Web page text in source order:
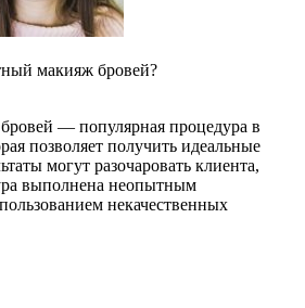
макияж бровей?
— популярная процедура в
позволяет получить идеальные
могут разочаровать клиента,
выполнена неопытным
некачественных